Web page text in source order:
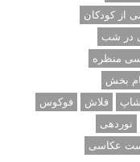
از کودکان
در شب
منظره
بخش
فلاش
فوکوس
نوردهی
عکاسی